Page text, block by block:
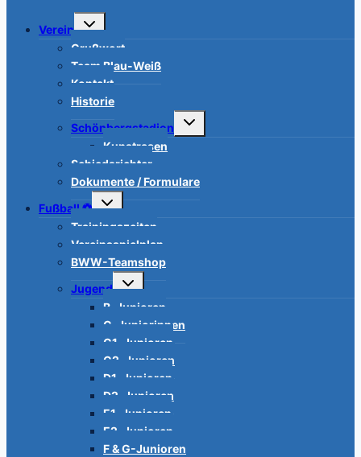
Verein
Untermenü
umschalten
Grußwort
Team Blau-Weiß
Kontakt
Historie
Schönbergstadion
Untermenü
Kunstrasen
Schiedsrichter
Dokumente / Formulare
Fußball ⚽️
Untermenü
umschalten
Trainingszeiten
Vereinsspielplan
BWW-Teamshop
Jugend
Untermenü
umschalten
B-Junioren
C-Juniorinnen
C1-Junioren
C2-Junioren
D1-Junioren
D2-Junioren
E1-Junioren
E2-Junioren
F & G-Junioren